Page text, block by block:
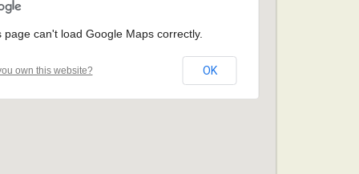
page can't load Google Maps correctly.
own this website? OK